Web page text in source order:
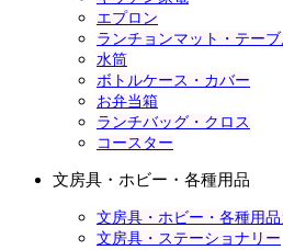
エプロン
ランチョンマット・テー
水筒
ボトルケース・カバー
お弁当箱
ランチバッグ・クロス
コースター
文房具・ホビー・各種用品
文房具・ホビー・各種用
文房具・ステーショナリー